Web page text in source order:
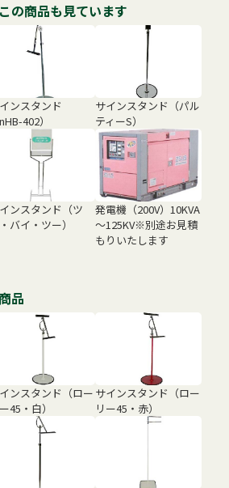
の商品も見ています
ンスタンド
nHB-402）
サインスタンド（パル
ティーS）
ンスタンド（ツ
バイ・ツー）
発電機（200V）10KVA
～125KV※別途お見積
もりいたします
品
ンスタンド（ロー
45・白）
サインスタンド（ロー
リー45・赤）